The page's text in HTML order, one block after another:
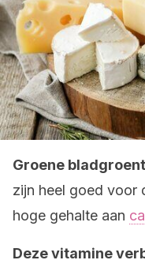
Groene
zijn heel goed voor
hoge gehalte aan
Deze vitamine